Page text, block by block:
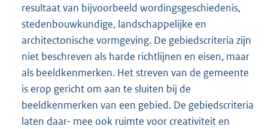
resultaat van bijvoorbeeld wordingsgeschiedenis,
stedenbouwkundige, landschappelijke en
architectonische vormgeving. De gebiedscriteria zijn
niet beschreven als harde richtlijnen en eisen, maar
als beeldkenmerken. Het streven van de gemeente
is erop gericht om aan te sluiten bij de
beeldkenmerken van een gebied. De gebiedscriteria
laten daar- mee ook ruimte voor creativiteit en